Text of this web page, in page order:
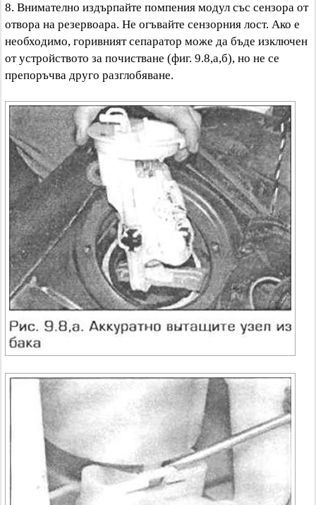
8. Внимателно издърпайте помпения модул със сензора от
отвора на резервоара. Не огъвайте сензорния лост. Ако е
необходимо, горивният сепаратор може да бъде изключен
от устройството за почистване (фиг. 9.8,а,б), но не се
препоръчва друго разглобяване.